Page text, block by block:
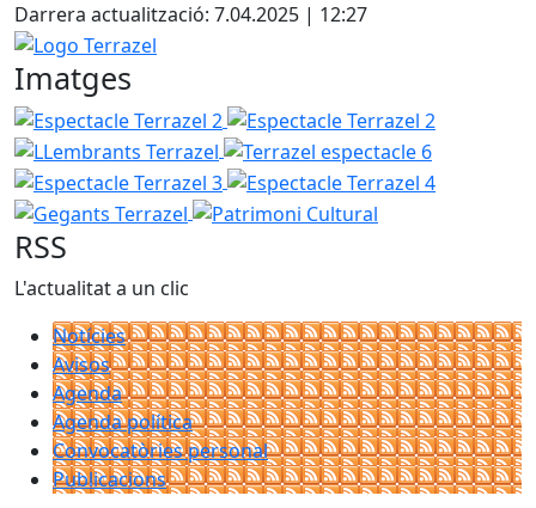
Darrera actualització: 7.04.2025 | 12:27
Logo Terrazel
Imatges
Espectacle Terrazel 2 Espectacle Terrazel 2
Terrazel espectacle 6
Espectacle
Espectacle Terrazel 4
Gegants
Patrimoni Cultural
RSS
L'actualitat a un clic
Notícies
Avisos
Agenda
Agenda política
Convocatòries personal
Publicacions